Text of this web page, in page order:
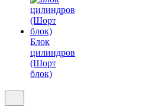
Блок
цилиндров
(Шорт
блок)